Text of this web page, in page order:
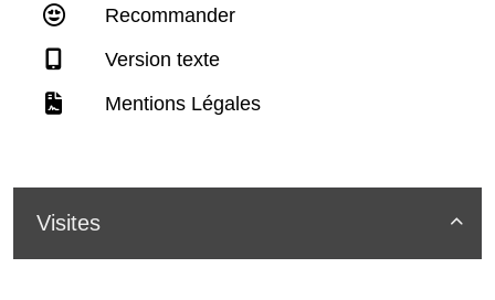
Recommander
Version texte
Mentions Légales

Visites